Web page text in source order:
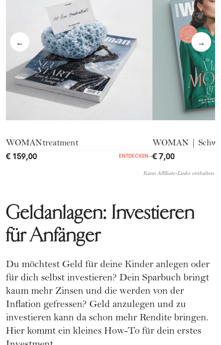
← →
WOMANtreatment
€ 159,00 ENTDECKEN →
WOMAN |
€ 7,00
Kann Affiliate-Links enthalten.
Geldanlagen: Investieren
für Anfänger
Du möchtest Geld für deine Kinder anlegen oder
für dich selbst investieren? Dein Sparbuch bringt
kaum mehr Zinsen und die werden von der
Inflation gefressen? Geld anzulegen und zu
investieren kann da schon mehr Rendite bringen.
Hier kommt ein kleines How-To für dein erstes